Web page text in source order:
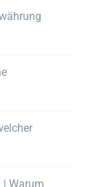
Warum